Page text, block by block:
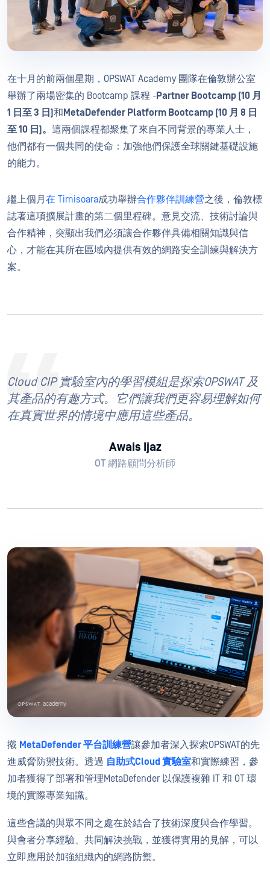
在十月的前兩個星期，OPSWAT Academy 團隊在倫敦辦公室
舉辦了兩場密集的 Bootcamp 課程 -Partner Bootcamp (10 月
1 日至 3 日)和 MetaDefender Platform Bootcamp (10 月 8 日
至 10 日)。 這兩個課程都聚集了來自不同背景的專業人士，
他們都有一個共同的使命：加強他們保護全球關鍵基礎設施
的能力。
繼上個月 在 Timisoara成功舉辦合作夥伴訓練營之後，倫敦標
誌著這項擴展計畫的第二個里程碑。意見交流、技術討論與
合作精神，突顯出我們必須讓合作夥伴具備相關知識與信
心，才能在其所在區域內提供有效的網路安全訓練與解決方
案。
Cloud CIP 實驗室內的學習模組是探索OPSWAT 及
其產品的有趣方式。它們讓我們更容易理解如何
在真實世界的情境中應用這些產品。
Awais Ijaz
OT 網路顧問分析師
撠 MetaDefender 平台訓練營讓參加者深入探索OPSWAT的先
進威脅防禦技術。透過 自助式Cloud 實驗室和實際練習，參
加者獲得了部署和管理MetaDefender 以保護複雜 IT 和 OT 環
境的實際專業知識。
這些會議的與眾不同之處在於結合了技術深度與合作學習。
與會者分享經驗、共同解決挑戰，並獲得實用的見解，可以
立即應用於加強組織內的網路防禦。